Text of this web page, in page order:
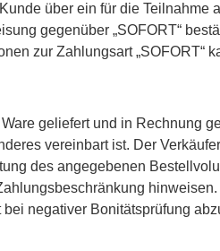
über ein für die
gegenüber „SOFORT“
zur Zahlungsart „SOFORT“
geliefert und in Rechnung
vereinbart ist. Der
des angegebenen
negativer Bonitätsprüfung